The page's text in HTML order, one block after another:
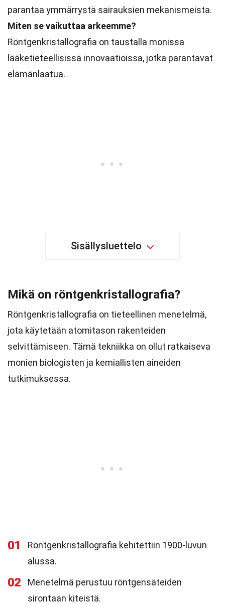
parantaa ymmärrystä sairauksien mekanismeista.
Miten se vaikuttaa arkeemme?
Röntgenkristallografia on taustalla monissa
lääketieteellisissä innovaatioissa, jotka parantavat
elämänlaatua.
Sisällysluettelo
Mikä on röntgenkristallografia?
Röntgenkristallografia on tieteellinen menetelmä,
jota käytetään atomitason rakenteiden
selvittämiseen. Tämä tekniikka on ollut ratkaiseva
monien biologisten ja kemiallisten aineiden
tutkimuksessa.
01
Röntgenkristallografia kehitettiin 1900-luvun
alussa.
02
Menetelmä perustuu röntgensäteiden
sirontaan kiteistä.